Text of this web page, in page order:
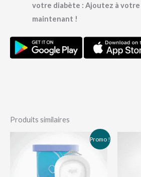
votre diabète : Ajoutez à votre
maintenant !
Produits similaires
Promo !
Plage
de
Ce